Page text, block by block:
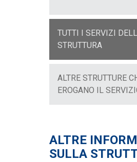
TUTTI I SERVIZI
STRUTTURA
ALTRE STRUTTURE
EROGANO IL
ALTRE
SULLA